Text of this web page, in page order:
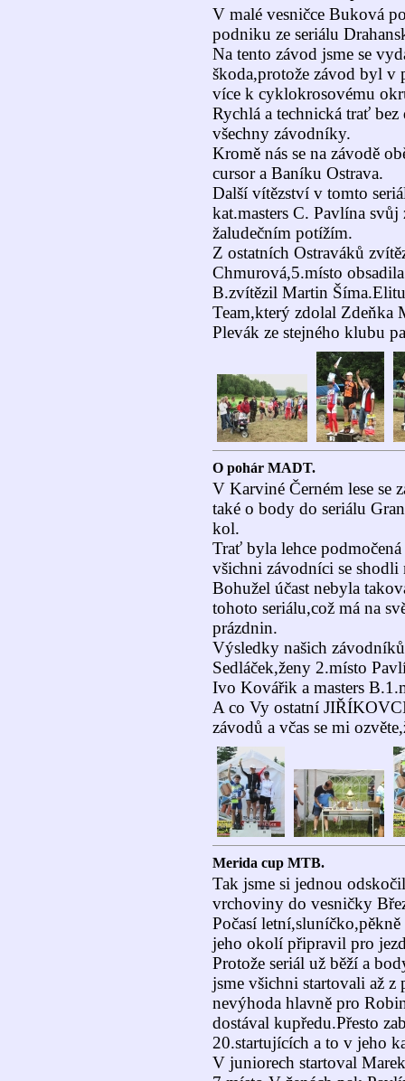
V malé vesničce Buková
podniku ze seriálu
Na tento závod jsme se
škoda,protože závod byl v
více k cyklokrosovému
Rychlá a technická trať
všechny závodníky.
Kromě nás se na závodě
cursor a Baníku Ostrava.
Další vítězství v tomto
kat.masters C. Pavlína
žaludečním potížím.
Z ostatních Ostraváků
Chmurová,5.místo
B.zvítězil Martin
Team,který zdolal Zdeňka
Plevák ze stejného klubu
O pohár MADT.
V Karviné Černém lese se
také o body do seriálu
kol.
Trať byla lehce
všichni závodníci se shodli
Bohužel účast nebyla
tohoto seriálu,což má na
prázdnin.
Výsledky našich
Sedláček,ženy 2.místo
Ivo Kovářik a masters
A co Vy ostatní
závodů a včas se mi
Merida cup MTB.
Tak jsme si jednou
vrchoviny do vesničky
Počasí
jeho okolí připravil pro
Protože seriál už běží a
jsme všichni startovali až
nevýhoda hlavně pro
dostával kupředu.Přesto
20.startujících a to v jeho
V juniorech startoval